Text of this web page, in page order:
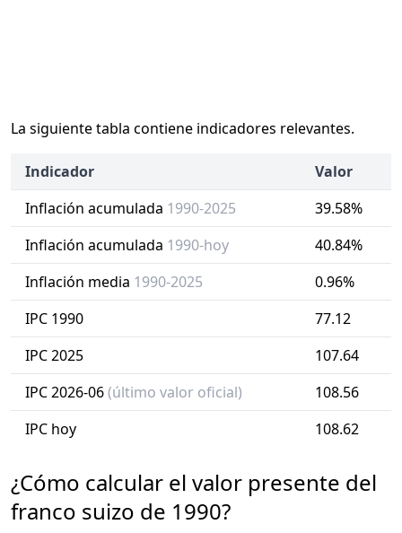
La siguiente tabla contiene indicadores relevantes.
Indicador
Valor
Inflación acumulada 1990-2025
39.58%
Inflación acumulada 1990-hoy
40.84%
Inflación media 1990-2025
0.96%
IPC 1990
77.12
IPC 2025
107.64
IPC 2026-06(último valor oficial)
108.56
IPC hoy
108.62
¿Cómo calcular el valor presente del
franco suizo de 1990?